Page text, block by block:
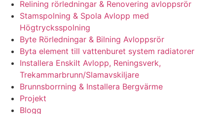
Relining rörledningar & Renovering avloppsrör
Stamspolning & Spola Avlopp med
Högtrycksspolning
Byte Rörledningar & Bilning Avloppsrör
Byta element till vattenburet system radiatorer
Installera Enskilt Avlopp, Reningsverk,
Trekammarbrunn/Slamavskiljare
Brunnsborrning & Installera Bergvärme
Projekt
Blogg